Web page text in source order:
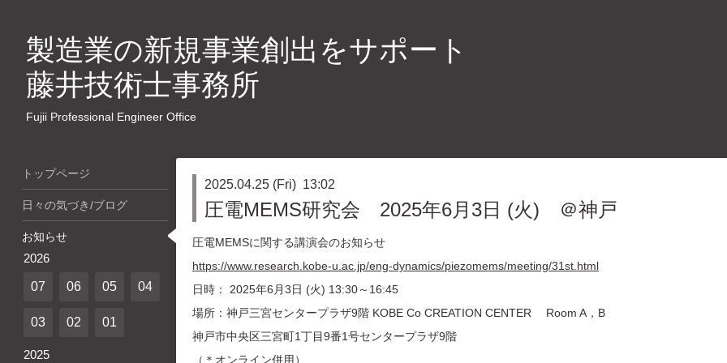
製造業の新規事業創出をサポート
藤井技術士事務所
Fujii Professional Engineer Office
2025.04.25 (Fri) 13:02
圧電MEMS研究会 2025年6月3日 (火) ＠神戸
圧電MEMSに関する講演会のお知らせ
https://www.research.kobe-u.ac.jp/eng-dynamics/piezomems/meeting/31st.html
日時： 2025年6月3日 (火) 13:30～16:45
場所：神戸三宮センタープラザ9階 KOBE Co CREATION CENTER Room A，B
神戸市中央区三宮町1丁目9番1号センタープラザ9階
（＊オンライン併用）
トップページ
日々の気づき/ブログ
お知らせ
2026
07 06 05 04
03 02 01
2025